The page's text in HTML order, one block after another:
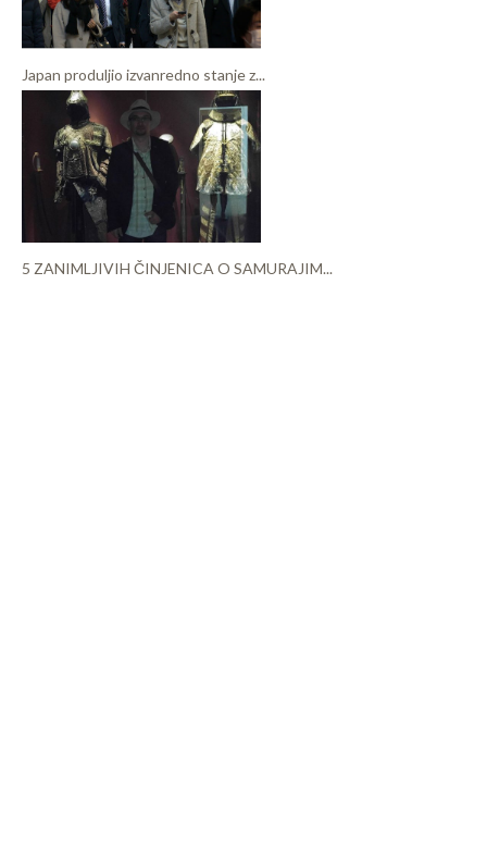
Japan produljio izvanredno stanje z...
5 ZANIMLJIVIH ČINJENICA O SAMURAJIM...